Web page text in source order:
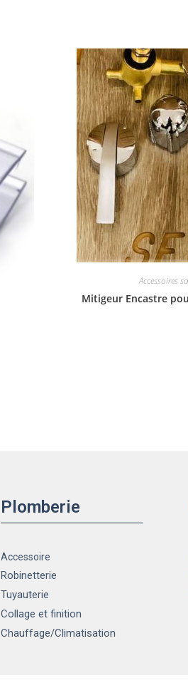
Accessoires
Mitigeur Encastre
Plomberie
Accessoire
Robinetterie
Tuyauterie
Collage et finition
Chauffage/Climatisation